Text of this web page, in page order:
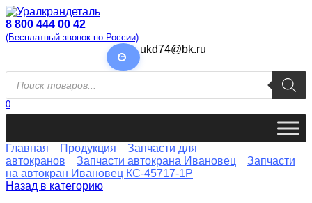
Перейти
к
содержанию
8 800 444 00 42
(Бесплатный звонок по России)
ukd74@bk.ru
Поиск
товаров
0
Главная Продукция
Запчасти для
автокранов
Запчасти автокрана Ивановец
Запчасти
на автокран Ивановец КС-45717-1P
Назад в категорию